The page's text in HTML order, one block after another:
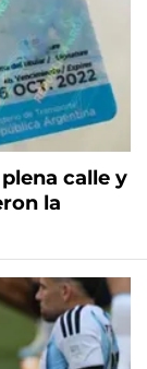
calle y
la